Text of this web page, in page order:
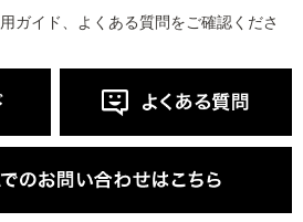
ガイド、よくある質問をご確認くださ